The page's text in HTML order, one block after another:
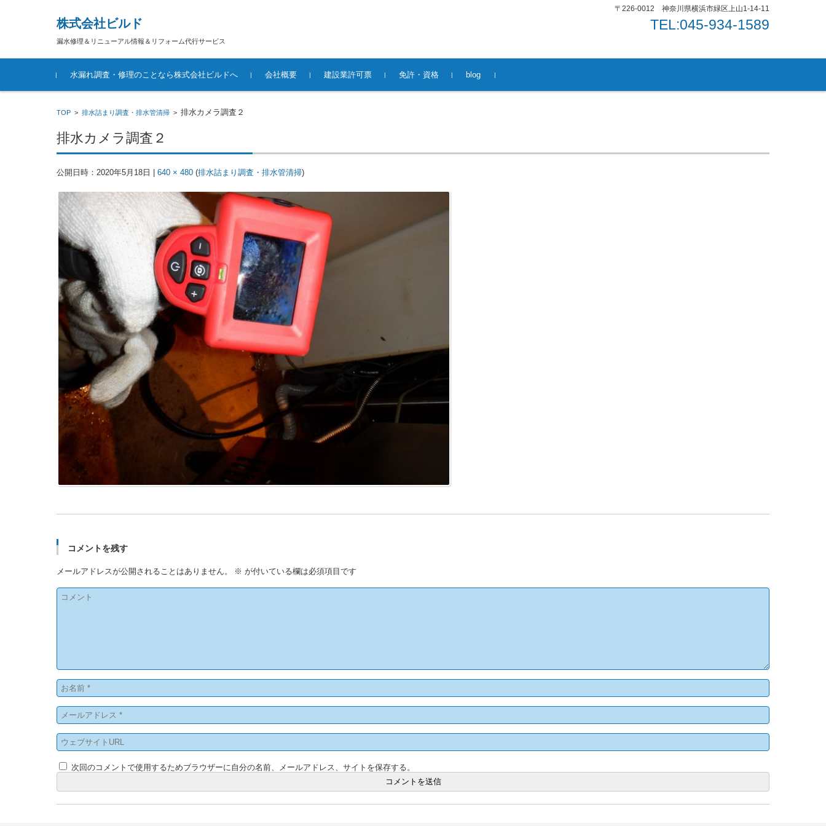
株式会社ビルド
漏水修理＆リニューアル情報＆リフォーム代行サービス
〒226-0012 神奈川県横浜市緑区上山1-14-11
TEL:045-934-1589
コンテンツに移動
水漏れ調査・修理のことなら株式会社ビルドへ
会社概要 建設業許可票 免許・資格 blog
TOP > 排水詰まり調査・排水管清掃 > 排水カメラ調査２
排水カメラ調査２
公開日時： 2020年5月18日 640 × 480 (排水詰まり調査・排水管清掃)
コメントを残す
メールアドレスが公開されることはありません。 ※ が付いている欄は必須項目です
次回のコメントで使用するためブラウザーに自分の名前、メールアドレス、サイトを保存する。